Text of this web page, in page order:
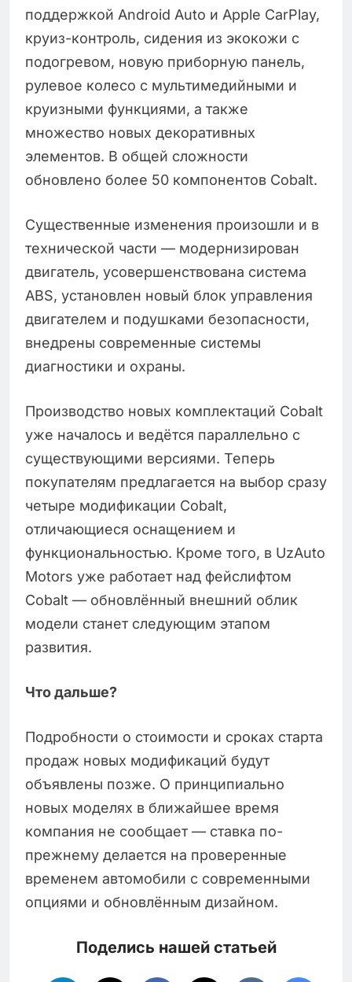
поддержкой Android Auto и Apple CarPlay,
круиз-контроль, сидения из экокожи с
подогревом, новую приборную панель,
рулевое колесо с мультимедийными и
круизными функциями, а также
множество новых декоративных
элементов. В общей сложности
обновлено более 50 компонентов Cobalt.
Существенные изменения произошли и в
технической части — модернизирован
двигатель, усовершенствована система
ABS, установлен новый блок управления
двигателем и подушками безопасности,
внедрены современные системы
диагностики и охраны.
Производство новых комплектаций Cobalt
уже началось и ведётся параллельно с
существующими версиями. Теперь
покупателям предлагается на выбор сразу
четыре модификации Cobalt,
отличающиеся оснащением и
функциональностью. Кроме того, в UzAuto
Motors уже работает над фейслифтом
Cobalt — обновлённый внешний облик
модели станет следующим этапом
развития.
Что дальше?
Подробности о стоимости и сроках старта
продаж новых модификаций будут
объявлены позже. О принципиально
новых моделях в ближайшее время
компания не сообщает — ставка по-
прежнему делается на проверенные
временем автомобили с современными
опциями и обновлённым дизайном.
Поделись нашей статьей